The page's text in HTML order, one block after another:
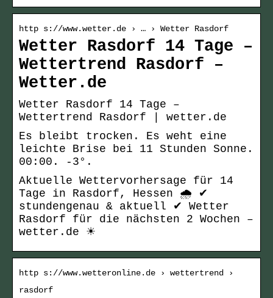
http s://www.wetter.de › … › Wetter Rasdorf
Wetter Rasdorf 14 Tage –
Wettertrend Rasdorf –
Wetter.de
Wetter Rasdorf 14 Tage –
Wettertrend Rasdorf | wetter.de
Es bleibt trocken. Es weht eine
leichte Brise bei 11 Stunden Sonne.
00:00. -3°.
Aktuelle Wettervorhersage für 14
Tage in Rasdorf, Hessen 🌧️ ✔
stundengenau & aktuell ✔ Wetter
Rasdorf für die nächsten 2 Wochen –
wetter.de ☀
http s://www.wetteronline.de › wettertrend ›
rasdorf